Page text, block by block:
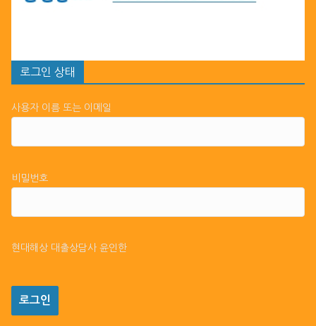
로그인 상태
사용자 이름 또는 이메일
비밀번호
현대해상 대출상담사 윤인한